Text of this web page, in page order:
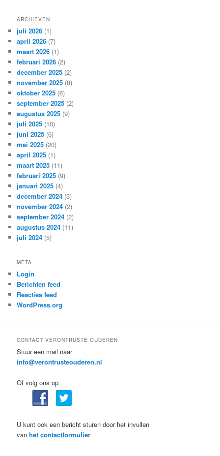
ARCHIEVEN
juli 2026 (1)
april 2026 (7)
maart 2026 (1)
februari 2026 (2)
december 2025 (2)
november 2025 (8)
oktober 2025 (6)
september 2025 (2)
augustus 2025 (9)
juli 2025 (10)
juni 2025 (6)
mei 2025 (20)
april 2025 (1)
maart 2025 (11)
februari 2025 (9)
januari 2025 (4)
december 2024 (3)
november 2024 (2)
september 2024 (2)
augustus 2024 (11)
juli 2024 (5)
META
Login
Berichten feed
Reacties feed
WordPress.org
CONTACT VERONTRUSTE OUDEREN
Stuur een mail naar
info@verontrusteouderen.nl
Of volg ons op
U kunt ook een bericht sturen door het invullen
vanhet contactformulier